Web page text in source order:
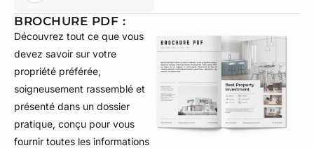
BROCHURE PDF :
Découvrez tout ce que vous
devez savoir sur votre
propriété préférée,
soigneusement rassemblé et
présenté dans un dossier
pratique, conçu pour vous
fournir toutes les informations